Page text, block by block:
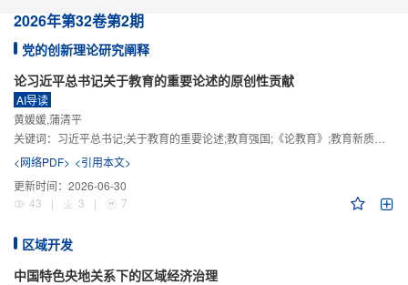
2026年第32卷第2期
党的创新理论研究阐释
论习近平总书记关于教育的重要论述的原创性贡献
AI导读
黄媛媛,蒲清平
关键词： 习近平总书记;关于教育的重要论述;教育强国;《论教育》;教育新质生产力;教育人工智能
<网络PDF> <引用本文>
更新时间： 2026-06-30
43
| 3 | 7
区域开发
中国特色央地关系下的区域经济治理